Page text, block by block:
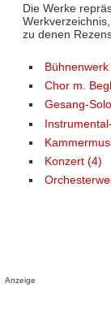
Die Werke
zu denen
Bühnenwerk
Chor m.
Gesang-
Konzert (4)
Anzeige